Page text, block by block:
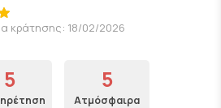
κράτησης: 18/02/2026
5 5
Ατμόσφαιρα